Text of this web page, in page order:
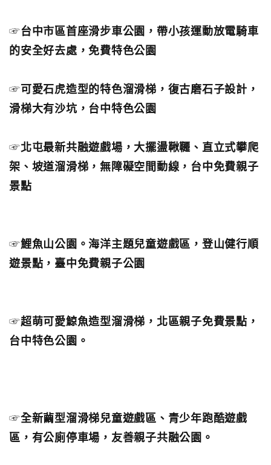
☞台中市區首座滑步車公園，帶小孩運動放電騎車
的安全好去處，免費特色公園
☞可愛石虎造型的特色溜滑梯，復古磨石子設計，
滑梯大有沙坑，台中特色公園
☞北屯最新共融遊戲場，大擺盪鞦韆、直立式攀爬
架、坡道溜滑梯，無障礙空間動線，台中免費親子
景點
☞鯉魚山公園。海洋主題兒童遊戲區，登山健行順
遊景點，臺中免費親子公園
☞超萌可愛鯨魚造型溜滑梯，北區親子免費景點，
台中特色公園。
☞全新繭型溜滑梯兒童遊戲區、青少年跑酷遊戲
區，有公廁停車場，友善親子共融公園。